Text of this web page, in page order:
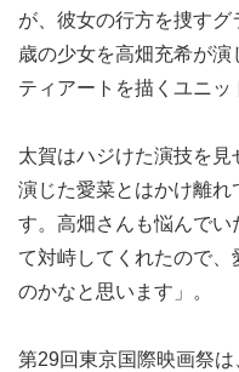
が、彼女の行方を捜す
歳の少女を高畑充希が
ティアートを描くユニッ
太賀はハジけた演技を
演じた愛菜とはかけ離
す。高畑さんも悩んでい
て対峙してくれたので
のかなと思います」。
第29回東京国際映画祭